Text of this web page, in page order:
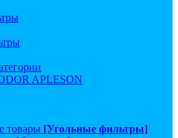
APLESON
товары [Угольные фильтры]